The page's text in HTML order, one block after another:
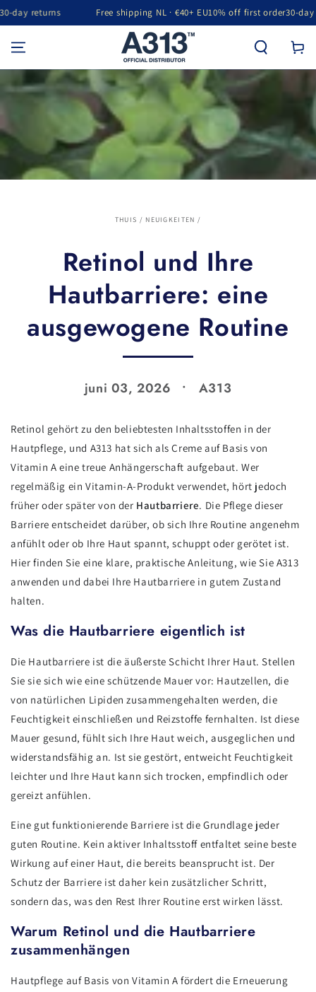
GA NAAR INHOUD
returns Free shipping NL · €40+ EU10% off first order 30-day
THUIS / NEUIGKEITEN /
Retinol und Ihre
Hautbarriere: eine
ausgewogene Routine
juni 03, 2026 A313
Retinol gehört zu den beliebtesten Inhaltsstoffen in der
Hautpflege, und A313 hat sich als Creme auf Basis von
Vitamin A eine treue Anhängerschaft aufgebaut. Wer
regelmäßig ein Vitamin-A-Produkt verwendet, hört jedoch
früher oder später von der Hautbarriere. Die Pflege dieser
Barriere entscheidet darüber, ob sich Ihre Routine angenehm
anfühlt oder ob Ihre Haut spannt, schuppt oder gerötet ist.
Hier finden Sie eine klare, praktische Anleitung, wie Sie A313
anwenden und dabei Ihre Hautbarriere in gutem Zustand
halten.
Was die Hautbarriere eigentlich ist
Die Hautbarriere ist die äußerste Schicht Ihrer Haut. Stellen
Sie sie sich wie eine schützende Mauer vor: Hautzellen, die
von natürlichen Lipiden zusammengehalten werden, die
Feuchtigkeit einschließen und Reizstoffe fernhalten. Ist diese
Mauer gesund, fühlt sich Ihre Haut weich, ausgeglichen und
widerstandsfähig an. Ist sie gestört, entweicht Feuchtigkeit
leichter und Ihre Haut kann sich trocken, empfindlich oder
gereizt anfühlen.
Eine gut funktionierende Barriere ist die Grundlage jeder
guten Routine. Kein aktiver Inhaltsstoff entfaltet seine beste
Wirkung auf einer Haut, die bereits beansprucht ist. Der
Schutz der Barriere ist daher kein zusätzlicher Schritt,
sondern das, was den Rest Ihrer Routine erst wirken lässt.
Warum Retinol und die Hautbarriere
zusammenhängen
Hautpflege auf Basis von Vitamin A fördert die Erneuerung